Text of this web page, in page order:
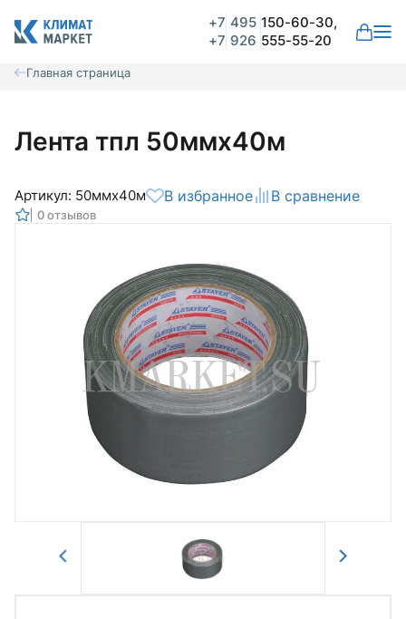
+7 495 150-60-30,
+7 926 555-55-20
Главная страница
Лента тпл 50ммх40м
Артикул: 50ммх40м В избранное В сравнение
0 отзывов
Комментарий
покупки на нашем сайте и ваш аккаунт
был создан автоматически.
Для оформления заказа необходимо
войти в личный кабинет.
Авторизоваться